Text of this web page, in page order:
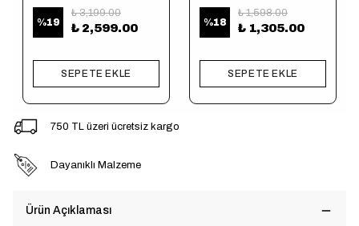
%19
₺ 3,199.00
₺ 2,599.00
SEPETE EKLE
%18
₺ 1,598.00
₺ 1,305.00
SEPETE EKLE
750 TL üzeri ücretsiz kargo
Dayanıklı Malzeme
Ürün Açıklaması